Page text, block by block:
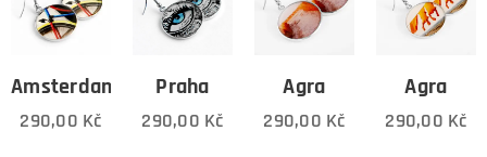
Amsterdam
290,00 Kč
Praha
290,00 Kč
Agra
290,00 Kč
Agra
290,00 Kč